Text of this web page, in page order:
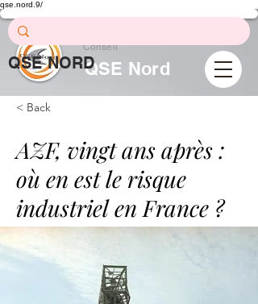
qse.nord.9/
QSE Nord
Conseil
QSE NORD
< Back
AZF, vingt ans après :
où en est le risque
industriel en France ?